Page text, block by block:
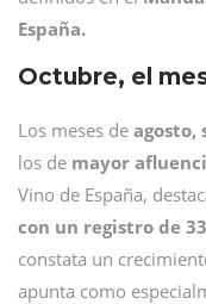
España.
Octubre, el
Los meses de agosto,
los de mayor
Vino de España,
con un registro de
constata un
apunta como